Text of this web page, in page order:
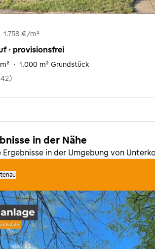
1.758 €/m²
· provisionsfrei
· 1.000 m² Grundstück
in der Nähe
in der Umgebung von